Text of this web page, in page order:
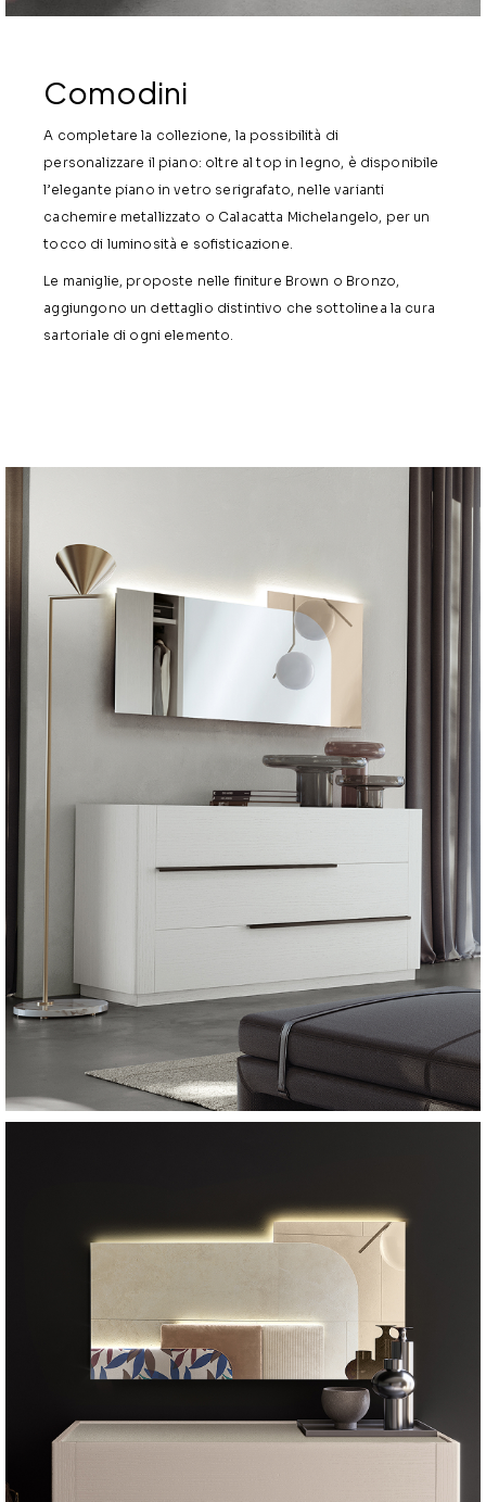
Comodini
A completare la collezione, la possibilità di
personalizzare il piano: oltre al top in legno, è disponibile
l’elegante piano in vetro serigrafato, nelle varianti
cachemire metallizzato o Calacatta Michelangelo, per un
tocco di luminosità e sofisticazione.
Le maniglie, proposte nelle finiture Brown o Bronzo,
aggiungono un dettaglio distintivo che sottolinea la cura
sartoriale di ogni elemento.